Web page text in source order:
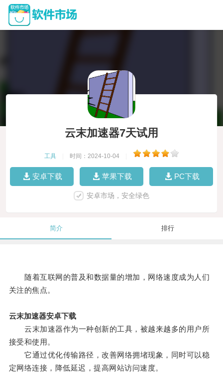
云末加速器7天试用
工具 时间：2024-10-04
安卓下载 苹果下载 PC下载
安卓市场，安全绿色
简介 排行
随着互联网的普及和数据量的增加，网络速度成为人们
关注的焦点。
云末加速器安卓下载
云末加速器作为一种创新的工具，被越来越多的用户所
接受和使用。
它通过优化传输路径，改善网络拥堵现象，同时可以稳
定网络连接，降低延迟，提高网站访问速度。